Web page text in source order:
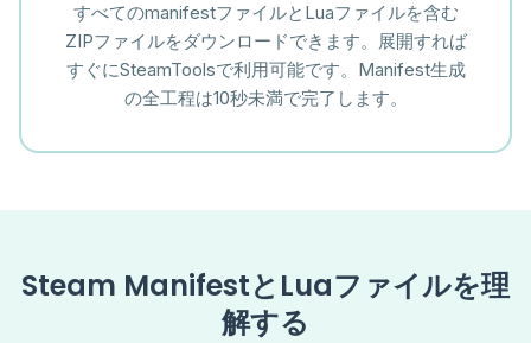
すべてのmanifestファイルとLuaファイルを含む
ZIPファイルをダウンロードできます。展開すれば
すぐにSteamToolsで利用可能です。Manifest生成
の全工程は10秒未満で完了します。
Steam ManifestとLuaファイルを理
解する